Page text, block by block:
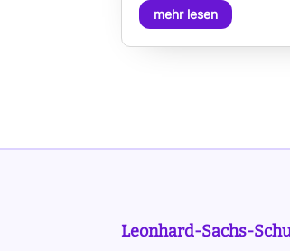
mehr lesen
Leonhard-Sachs-